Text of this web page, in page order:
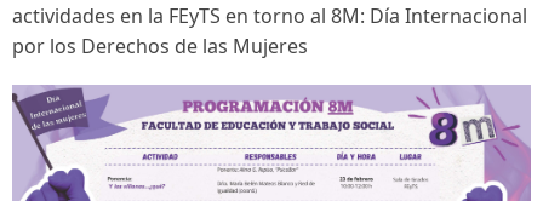
actividades en la FEyTS en torno al 8M: Día Internacional
por los Derechos de las Mujeres